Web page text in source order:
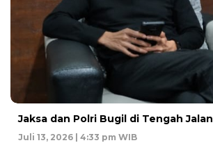
Jaksa dan Polri Bugil di Tengah Jalan
Juli 13, 2026 | 4:33 pm WIB